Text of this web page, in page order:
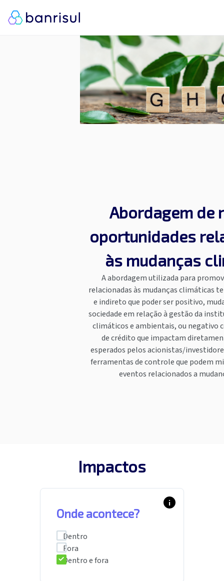
Abordagem de
oportunidades
às mudanças
A abordagem utilizada para
relacionadas às mudanças climáticas
e indireto que poder ser positivo,
sociedade em relação à gestão da
climáticos e ambientais, ou negativo
de crédito que impactam
esperados pelos acionistas/
ferramentas de controle que podem
eventos relacionados a
Impactos
info_i
Onde acontece?
Dentro
Fora
Dentro e fora